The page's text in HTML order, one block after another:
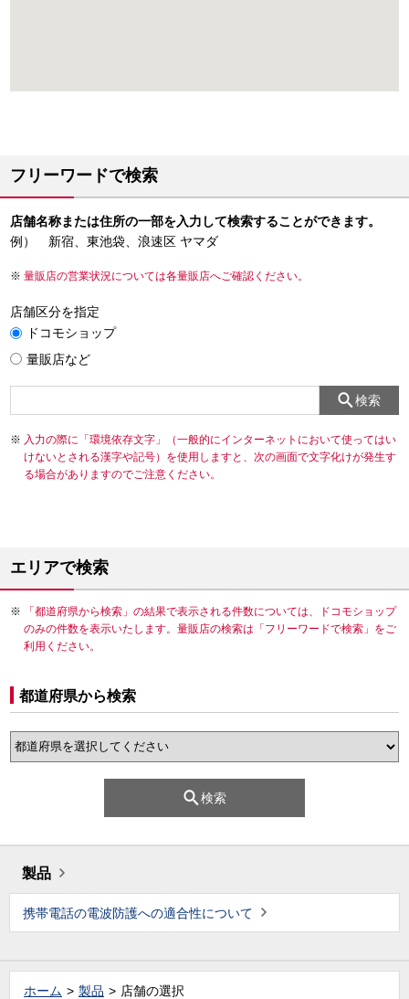
フリーワードで検索
店舗名称または住所の一部を入力して検索することができます。
例） 新宿、東池袋、浪速区 ヤマダ
量販店の営業状況については各量販店へご確認ください。
店舗区分を指定
ドコモショップ
量販店など
検索
入力の際に「環境依存文字」（一般的にインターネットにおいて使ってはい
けないとされる漢字や記号）を使用しますと、次の画面で文字化けが発生す
る場合がありますのでご注意ください。
エリアで検索
「都道府県から検索」の結果で表示される件数については、ドコモショップ
のみの件数を表示いたします。量販店の検索は「フリーワードで検索」をご
利用ください。
都道府県から検索
検索
製品
携帯電話の電波防護への適合性について
ホーム 製品 店舗の選択